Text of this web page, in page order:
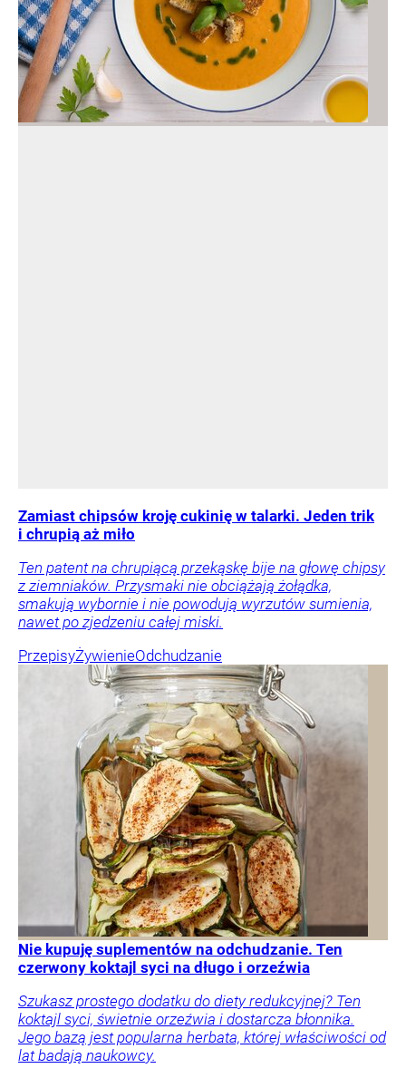
Zamiast chipsów kroję cukinię w talarki. Jeden trik
i chrupią aż miło
Ten patent na chrupiącą przekąskę bije na głowę chipsy
z ziemniaków. Przysmaki nie obciążają żołądka,
smakują wybornie i nie powodują wyrzutów sumienia,
nawet po zjedzeniu całej miski.
PrzepisyŻywienieOdchudzanie
Nie kupuję suplementów na odchudzanie. Ten
czerwony koktajl syci na długo i orzeźwia
Szukasz prostego dodatku do diety redukcyjnej? Ten
koktajl syci, świetnie orzeźwia i dostarcza błonnika.
Jego bazą jest popularna herbata, której właściwości od
lat badają naukowcy.